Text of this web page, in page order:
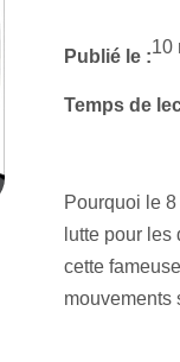
Publié le :10
Temps de
Pourquoi le
lutte pour
cette
mouvements